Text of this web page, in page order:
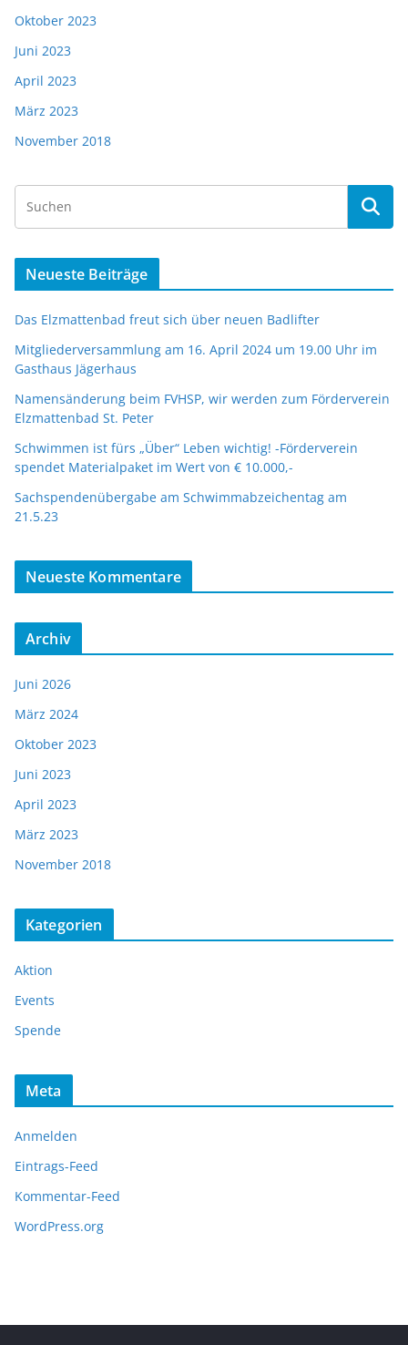
Oktober 2023
Juni 2023
April 2023
März 2023
November 2018
Neueste Beiträge
Das Elzmattenbad freut sich über neuen Badlifter
Mitgliederversammlung am 16. April 2024 um 19.00 Uhr im
Gasthaus Jägerhaus
Namensänderung beim FVHSP, wir werden zum Förderverein
Elzmattenbad St. Peter
Schwimmen ist fürs „Über“ Leben wichtig! -Förderverein
spendet Materialpaket im Wert von € 10.000,-
Sachspendenübergabe am Schwimmabzeichentag am
21.5.23
Neueste Kommentare
Archiv
Juni 2026
März 2024
Oktober 2023
Juni 2023
April 2023
März 2023
November 2018
Kategorien
Aktion
Events
Spende
Meta
Anmelden
Eintrags-Feed
Kommentar-Feed
WordPress.org